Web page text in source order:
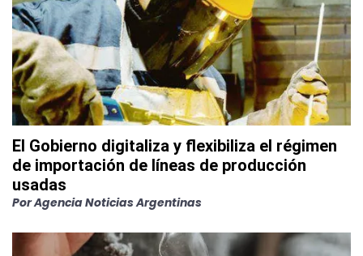
El Gobierno digitaliza y flexibiliza el régimen
de importación de líneas de producción
usadas
PorAgencia Noticias Argentinas